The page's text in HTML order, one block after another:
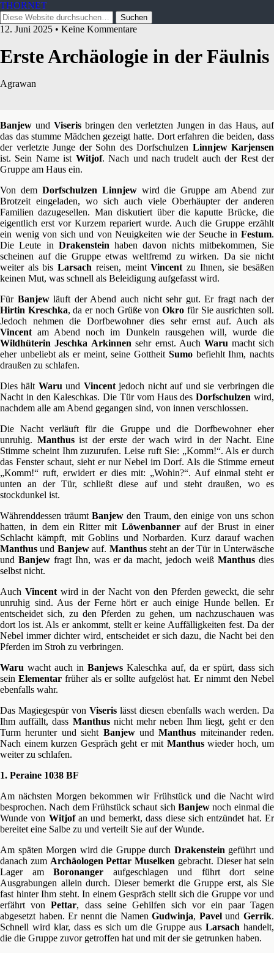
THORNET
12. Juni 2025 • Keine Kommentare
Erste Archäologie in der Fäulnis
Agrawan
Banjew und Viseris bringen den verletzten Jungen in das Haus, auf
das das stumme Mädchen gezeigt hatte. Dort erfahren die beiden, dass
der verletzte Junge der Sohn des Dorfschulzen Linnjew Karjensen
ist. Sein Name ist Witjof. Nach und nach trudelt auch der Rest der
Gruppe am Haus ein.
Von dem Dorfschulzen Linnjewwird die Gruppe am Abend zur
Brotzeit eingeladen, wo sich auch viele Oberhäupter der anderen
Familien dazugesellen. Man diskutiert über die kaputte Brücke, die
eigentlich erst vor Kurzem repariert wurde. Auch die Gruppe erzählt
ein wenig von sich und von Neuigkeiten wie der Seuche in Festum.
Die Leute in Drakenstein haben davon nichts mitbekommen, Sie
scheinen auf die Gruppe etwas weltfremd zu wirken. Da sie nicht
weiter als bisLarsach reisen, meintVincent zu Ihnen, sie besäßen
keinen Mut, was schnell als Beleidigung aufgefasst wird.
Für Banjewläuft der Abend auch nicht sehr gut. Er fragt nach der
Hirtin Kreschka, da er noch Grüße vonOkro für Sie ausrichten soll.
Jedoch nehmen die Dorfbewohner dies sehr ernst auf. Auch als
Vincent am Abend noch im Dunkeln rausgehen will, wurde die
Wildhüterin Jeschka Arkinnen sehr ernst. Auch Waru macht sich
eher unbeliebt als er meint, seine Gottheit Sumobefiehlt Ihm, nachts
draußen zu schlafen.
Dies hält Waru und Vincentjedoch nicht auf und sie verbringen die
Nacht in den Kaleschkas. Die Tür vom Haus desDorfschulzen wird,
nachdem alle am Abend gegangen sind, von innen verschlossen.
Die Nacht verläuft für die Gruppe und die Dorfbewohner eher
unruhig. Manthusist der erste der wach wird in der Nacht. Eine
Stimme scheint Ihm zuzurufen. Leise ruft Sie: „Komm!“. Als er durch
das Fenster schaut, sieht er nur Nebel im Dorf. Als die Stimme erneut
„Komm!“ ruft, erwidert er dies mit: „Wohin?“. Auf einmal steht er
unten an der Tür, schließt diese auf und steht draußen, wo es
stockdunkel ist.
Währenddessen träumt Banjewden Traum, den einige von uns schon
hatten, in dem ein Ritter mit Löwenbannerauf der Brust in einer
Schlacht kämpft, mit Goblins und Norbarden. Kurz darauf wachen
Manthus und Banjewauf. Manthussteht an der Tür in Unterwäsche
und Banjewfragt Ihn, was er da macht, jedoch weißManthus dies
selbst nicht.
Auch Vincentwird in der Nacht von den Pferden geweckt, die sehr
unruhig sind. Aus der Ferne hört er auch einige Hunde bellen. Er
entscheidet sich, zu den Pferden zu gehen, um nachzuschauen was
dort los ist. Als er ankommt, stellt er keine Auffälligkeiten fest. Da der
Nebel immer dichter wird, entscheidet er sich dazu, die Nacht bei den
Pferden im Stroh zu verbringen.
Waru wacht auch inBanjews Kaleschka auf, da er spürt, dass sich
seinElementar früher als er sollte aufgelöst hat. Er nimmt den Nebel
ebenfalls wahr.
Das Magiegespür von Viseris lässt diesen ebenfalls wach werden. Da
Ihm auffällt, dass Manthusnicht mehr neben Ihm liegt, geht er den
Turm herunter und sieht BanjewundManthus miteinander reden.
Nach einem kurzen Gespräch geht er mit Manthuswieder hoch, um
weiter zu schlafen.
1. Peraine 1038 BF
Am nächsten Morgen bekommen wir Frühstück und die Nacht wird
besprochen. Nach dem Frühstück schaut sich Banjew noch einmal die
Wunde von Witjofan und bemerkt, dass diese sich entzündet hat. Er
bereitet eine Salbe zu und verteilt Sie auf der Wunde.
Am späten Morgen wird die Gruppe durch Drakenstein geführt und
danach zum Archäologen Pettar Muselken gebracht. Dieser hat sein
Lager amBoronanger aufgeschlagen und führt dort seine
Ausgrabungen allein durch. Dieser bemerkt die Gruppe erst, als Sie
fast hinter Ihm steht. In einem Gespräch stellt sich die Gruppe vor und
erfährt vonPettar, dass seine Gehilfen sich vor ein paar Tagen
abgesetzt haben. Er nennt die NamenGudwinja, PavelundGerrik.
Schnell wird klar, dass es sich um die Gruppe aus Larsach handelt,
die die Gruppe zuvor getroffen hat und mit der sie getrunken haben.